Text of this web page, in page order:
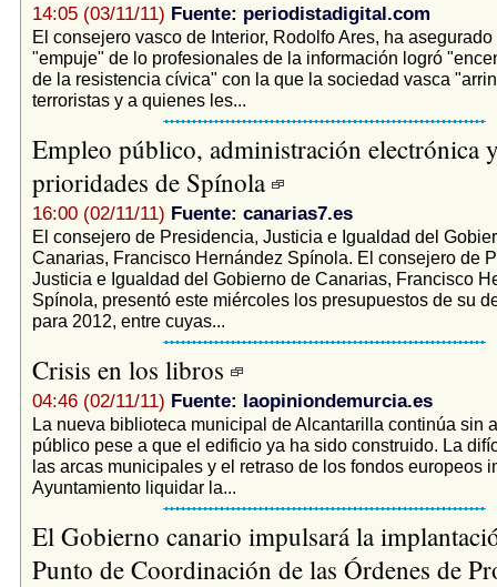
14:05 (03/11/11) Fuente: periodistadigital.com
El consejero vasco de Interior, Rodolfo Ares, ha asegurado
"empuje" de lo profesionales de la información logró
de la resistencia cívica" con la que la sociedad vasca
terroristas y a quienes les...
Empleo público, administración electrónica
prioridades de Spínola
16:00 (02/11/11) Fuente: canarias7.es
El consejero de Presidencia, Justicia e Igualdad del
Canarias, Francisco Hernández Spínola. El consejero de
Justicia e Igualdad del Gobierno de Canarias, Francisco
Spínola, presentó este miércoles los presupuestos de su
para 2012, entre cuyas...
Crisis en los libros
04:46 (02/11/11) Fuente: laopiniondemurcia.es
­La nueva biblioteca municipal de Alcantarilla continúa sin
público pese a que el edificio ya ha sido construido. La
las arcas municipales y el retraso de los fondos europeos
Ayuntamiento liquidar la...
El Gobierno canario impulsará la
Punto de Coordinación de las Órdenes de